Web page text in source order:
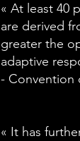
« At least 40
are derived
greater the
adaptive
- Convention
« It has